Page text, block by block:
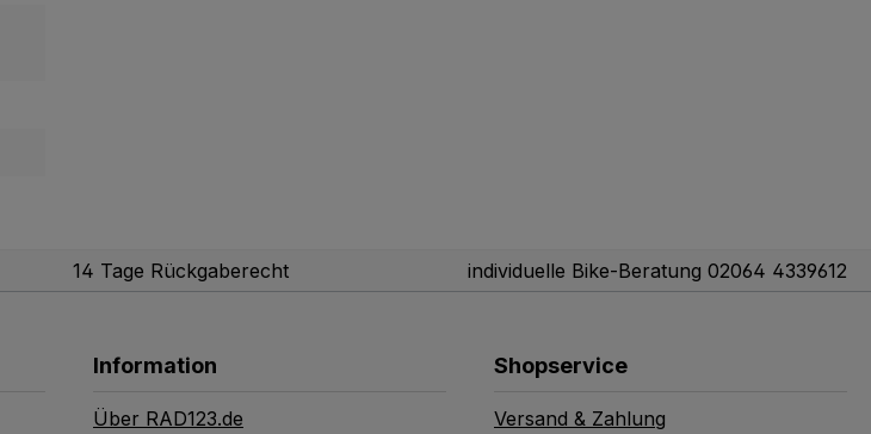
14 Tage Rückgaberecht individuelle Bike-Beratung 02064 4339612
Information
Über RAD123.de
Shopservice
Versand & Zahlung